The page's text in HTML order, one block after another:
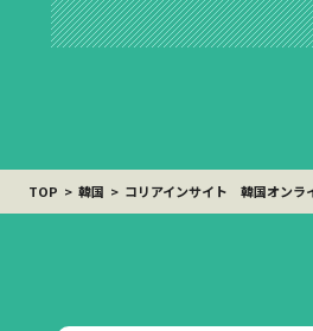
TOP 韓国 コリアインサイト 韓国オンラ